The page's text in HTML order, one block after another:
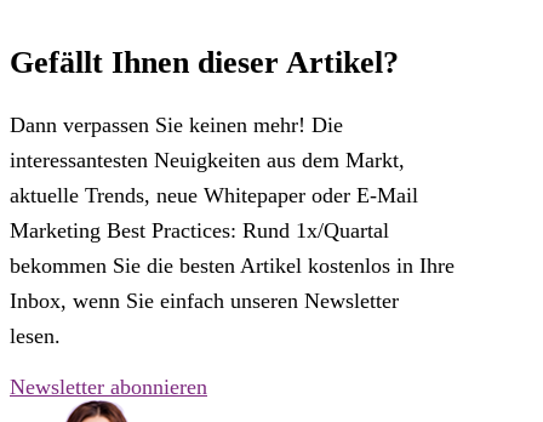
Gefällt Ihnen dieser Artikel?
Dann verpassen Sie keinen mehr! Die
interessantesten Neuigkeiten aus dem Markt,
aktuelle Trends, neue Whitepaper oder E-Mail
Marketing Best Practices: Rund 1x/Quartal
bekommen Sie die besten Artikel kostenlos in Ihre
Inbox, wenn Sie einfach unseren Newsletter
lesen.
Newsletter abonnieren